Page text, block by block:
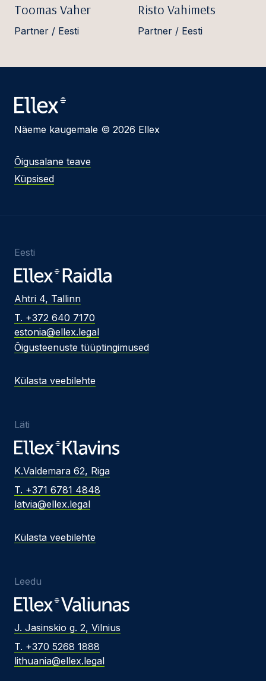
Toomas Vaher
Partner / Eesti
Risto Vahimets
Partner / Eesti
Näeme kaugemale © 2026 Ellex
Õigusalane teave
Küpsised
Eesti
Ahtri 4, Tallinn
T. +372 640 7170
estonia@ellex.legal
Õigusteenuste tüüptingimused
Külasta veebilehte
Läti
K.Valdemara 62, Riga
T. +371 6781 4848
latvia@ellex.legal
Külasta veebilehte
Leedu
J. Jasinskio g. 2, Vilnius
T. +370 5268 1888
lithuania@ellex.legal